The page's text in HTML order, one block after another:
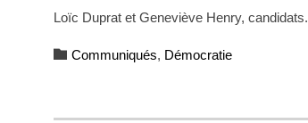
Loïc Duprat et Geneviève Henry, candidats.
 Category
Communiqués, Démocratie